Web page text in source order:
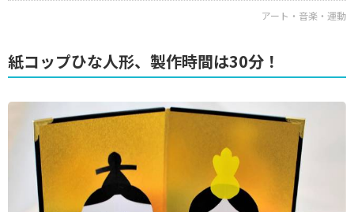
アート・音楽・運動
紙コップひな人形、製作時間は30分！